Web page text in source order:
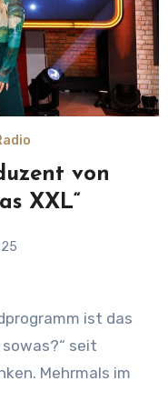
von
XXL“
ist das
sowas?“ seit
Mehrmals im